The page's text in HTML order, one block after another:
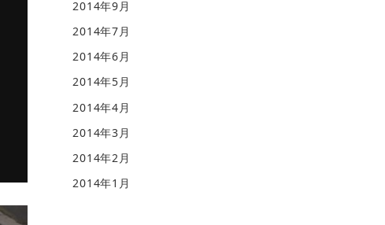
2014年9月
2014年7月
2014年6月
2014年5月
2014年4月
2014年3月
2014年2月
2014年1月